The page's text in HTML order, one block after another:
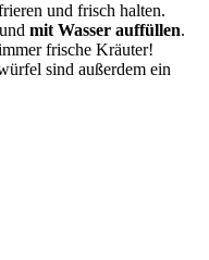
und frisch halten.
mit Wasser auffüllen.
frische Kräuter!
sind außerdem ein